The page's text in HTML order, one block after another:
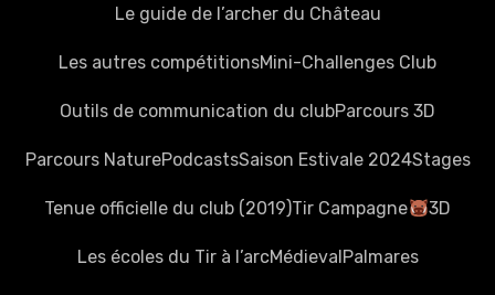
Le guide de l’archer du Château
Les autres compétitionsMini-Challenges Club
Outils de communication du clubParcours 3D
Parcours NaturePodcastsSaison Estivale 2024Stages
Tenue officielle du club (2019)Tir Campagne 3D
Les écoles du Tir à l’arcMédieval Palmares